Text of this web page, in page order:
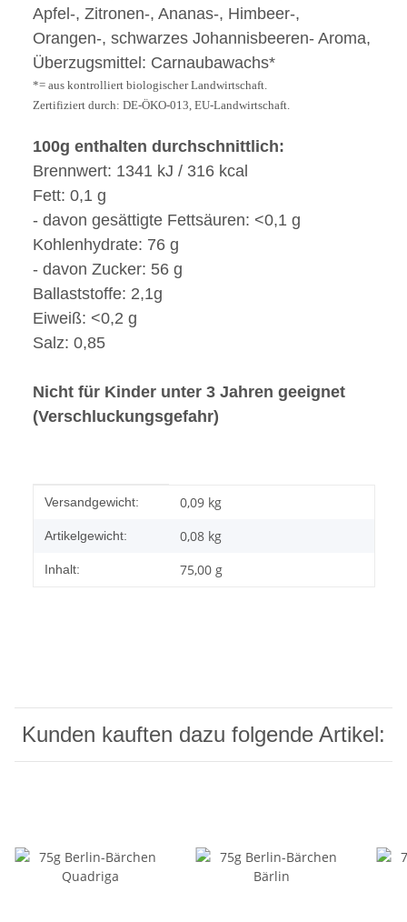
Apfel-, Zitronen-, Ananas-, Himbeer-,
Orangen-, schwarzes Johannisbeeren- Aroma,
Überzugsmittel: Carnaubawachs*
*= aus kontrolliert biologischer Landwirtschaft.
Zertifiziert durch: DE-ÖKO-013, EU-Landwirtschaft.
100g enthalten durchschnittlich:
Brennwert: 1341 kJ / 316 kcal
Fett: 0,1 g
- davon gesättigte Fettsäuren: <0,1 g
Kohlenhydrate: 76 g
- davon Zucker: 56 g
Ballaststoffe: 2,1g
Eiweiß: <0,2 g
Salz: 0,85
Nicht für Kinder unter 3 Jahren geeignet
(Verschluckungsgefahr)
Produkteigenschaft
Wert
Versandgewicht: 0,09 kg
Artikelgewicht: 0,08 kg
Inhalt: 75,00 g
Kunden kauften dazu folgende Artikel: